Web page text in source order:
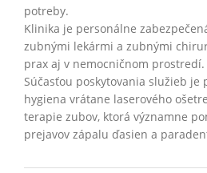
potreby.
Klinika je personálne
zubnými lekármi a zubnými
prax aj v nemocničnom prostredí.
Súčasťou poskytovania služieb
hygiena vrátane laserového
terapie zubov, ktorá významne
prejavov zápalu ďasien a